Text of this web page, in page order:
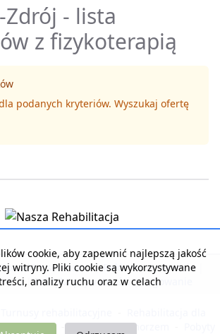
Zdrój - lista
z fizykoterapią
podanych kryteriów. Wyszukaj ofertę
Kontakt z serwisem | Reklama w serwisie
| Polityka prywatności | Logowanie
i Opieki - Noclegi nad morzem
cookie, aby zapewnić najlepszą jakość
witryny. Pliki cookie są wykorzystywane
analizy ruchu oraz w celach